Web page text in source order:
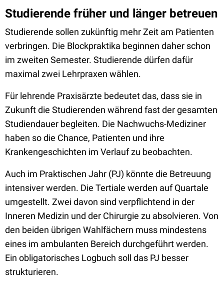
Studierende früher und länger betreuen
Studierende sollen zukünftig mehr Zeit am Patienten
verbringen. Die Blockpraktika beginnen daher schon
im zweiten Semester. Studierende dürfen dafür
maximal zwei Lehrpraxen wählen.
Für lehrende Praxisärzte bedeutet das, dass sie in
Zukunft die Studierenden während fast der gesamten
Studiendauer begleiten. Die Nachwuchs-Mediziner
haben so die Chance, Patienten und ihre
Krankengeschichten im Verlauf zu beobachten.
Auch im Praktischen Jahr (PJ) könnte die Betreuung
intensiver werden. Die Tertiale werden auf Quartale
umgestellt. Zwei davon sind verpflichtend in der
Inneren Medizin und der Chirurgie zu absolvieren. Von
den beiden übrigen Wahlfächern muss mindestens
eines im ambulanten Bereich durchgeführt werden.
Ein obligatorisches Logbuch soll das PJ besser
strukturieren.